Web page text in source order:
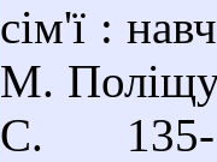
сім'ї :
М.
С.